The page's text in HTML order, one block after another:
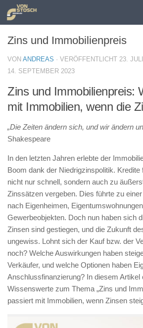
Zum Inhalt springen
Zins und Immobilienpreis
VON ANDREAS · VERÖFFENTLICHT 23.
14. SEPTEMBER 2023
Zins und Immobilienpreis:
mit Immobilien, wenn die
„Die Zeiten ändern sich, und wir ändern
Shakespeare
In den letzten Jahren erlebte der
Boom dank der Niedrigzinspolitik.
nicht nur schnell, sondern auch zu
Zinssätzen vergeben. Dies führte zu
nach Eigenheimen,
Gewerbeobjekten. Doch nun haben sich
Zinsen sind gestiegen, und die Zukunft
ungewiss. Lohnt sich der Kauf bzw. der
noch? Welche Auswirkungen haben
Verkäufer, und welche Optionen haben
Anschlussfinanzierung? In diesem Artikel
Wissenswerte zum Thema „Zins und
passiert mit Immobilien, wenn Zinsen